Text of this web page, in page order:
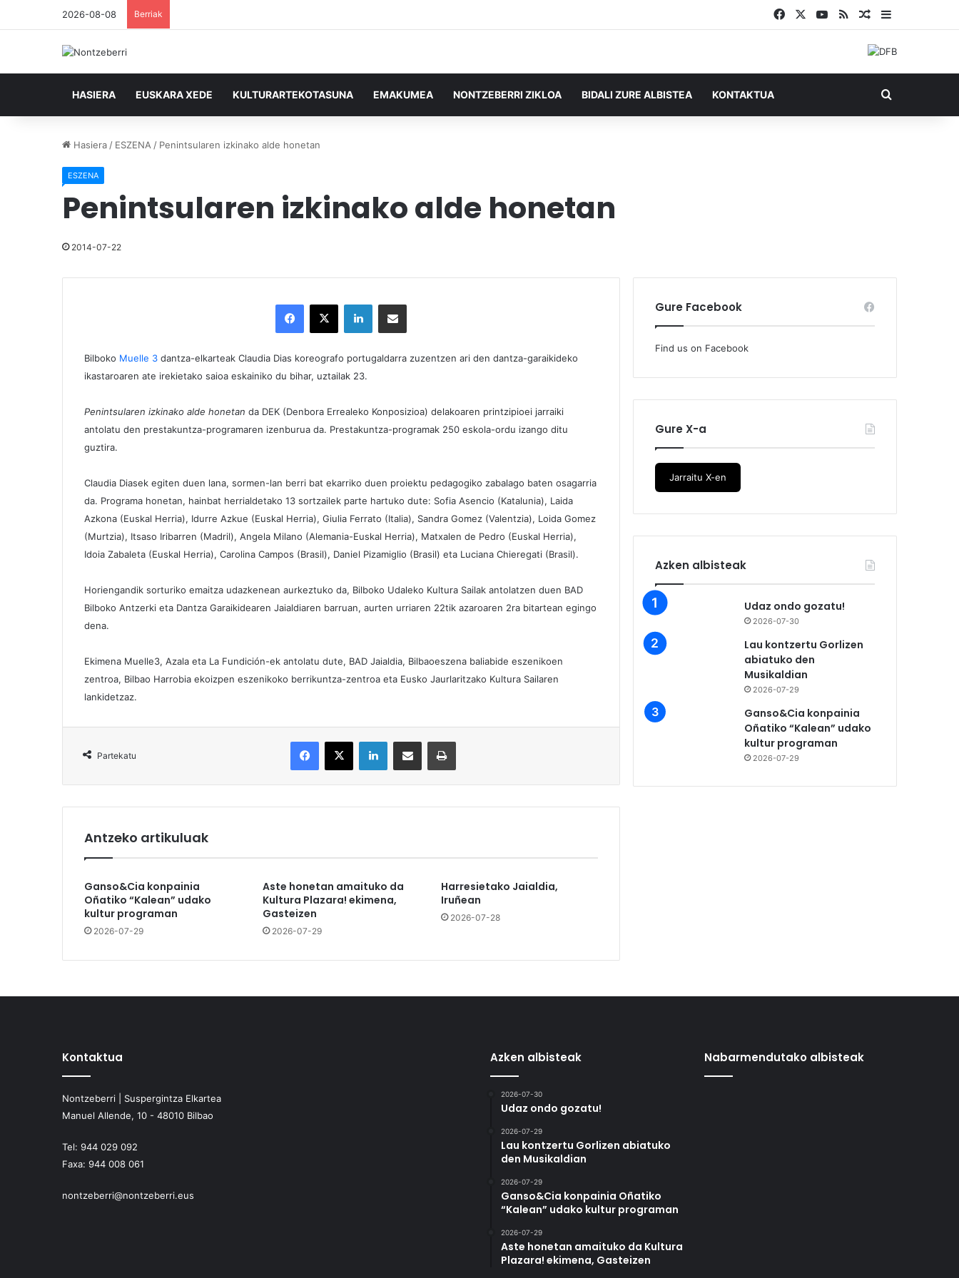
2026-08-08 Berriak Facebook YouTube
RSS Ausazko
HASIERA EUSKARA XEDE KULTURARTEKOTASUNA EMAKUMEA NONTZEBERRI ZIKLOA BIDALI ZURE ALBISTEA KONTAKTUA Bilatu
Hasiera / ESZENA / Penintsularen izkinako alde honetan
ESZENA
Penintsularen izkinako alde honetan
2014-07-22
Bilboko Muelle 3 dantza-elkarteak Claudia Dias koreografo portugaldarra zuzentzen ari den dantza-garaikideko
ikastaroaren ate irekietako saioa eskainiko du bihar, uztailak 23.
Penintsularen izkinako alde honetan da DEK (Denbora Errealeko Konposizioa) delakoaren printzipioei jarraiki
antolatu den prestakuntza-programaren izenburua da. Prestakuntza-programak 250 eskola-ordu izango ditu
guztira.
Claudia Diasek egiten duen lana, sormen-lan berri bat ekarriko duen proiektu pedagogiko zabalago baten osagarria
da. Programa honetan, hainbat herrialdetako 13 sortzailek parte hartuko dute: Sofia Asencio (Katalunia), Laida
Azkona (Euskal Herria), Idurre Azkue (Euskal Herria), Giulia Ferrato (Italia), Sandra Gomez (Valentzia), Loida Gomez
(Murtzia), Itsaso Iribarren (Madril), Angela Milano (Alemania-Euskal Herria), Matxalen de Pedro (Euskal Herria),
Idoia Zabaleta (Euskal Herria), Carolina Campos (Brasil), Daniel Pizamiglio (Brasil) eta Luciana Chieregati (Brasil).
Horiengandik sorturiko emaitza udazkenean aurkeztuko da, Bilboko Udaleko Kultura Sailak antolatzen duen BAD
Bilboko Antzerki eta Dantza Garaikidearen Jaialdiaren barruan, aurten urriaren 22tik azaroaren 2ra bitartean egingo
dena.
Ekimena Muelle3, Azala eta La Fundición-ek antolatu dute, BAD Jaialdia, Bilbaoeszena baliabide eszenikoen
zentroa, Bilbao Harrobia ekoizpen eszenikoko berrikuntza-zentroa eta Eusko Jaurlaritzako Kultura Sailaren
lankidetzaz.
Partekatu
Antzeko artikuluak
Ganso&Cia konpainia
Oñatiko “Kalean” udako
kultur programan
2026-07-29
Aste honetan amaituko da
Kultura Plazara! ekimena,
Gasteizen
2026-07-29
Harresietako Jaialdia,
Iruñean
2026-07-28
Gure Facebook
Find us on Facebook
Gure X-a
Jarraitu X-en
Azken albisteak
Udaz ondo gozatu!
2026-07-30
Lau kontzertu Gorlizen
abiatuko den
Musikaldian
2026-07-29
Ganso&Cia konpainia
Oñatiko “Kalean” udako
kultur programan
2026-07-29
Kontaktua
Nontzeberri | Suspergintza Elkartea
Manuel Allende, 10 - 48010 Bilbao
Tel: 944 029 092
Faxa: 944 008 061
nontzeberri@nontzeberri.eus
Azken albisteak
2026-07-30
Udaz ondo gozatu!
2026-07-29
Lau kontzertu Gorlizen abiatuko
den Musikaldian
2026-07-29
Ganso&Cia konpainia Oñatiko
“Kalean” udako kultur programan
2026-07-29
Aste honetan amaituko da Kultura
Plazara! ekimena, Gasteizen
Nabarmendutako albisteak